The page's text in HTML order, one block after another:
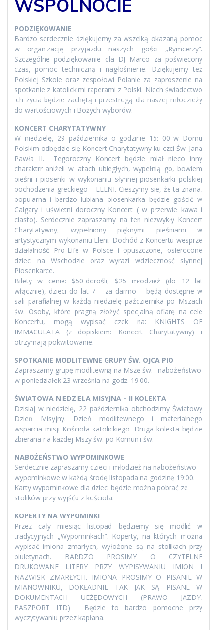
WSPÓLNOCIE
PODZIĘKOWANIE
Bardzo serdecznie dziękujemy za wszelką okazaną pomoc
w organizację przyjazdu naszych gości „Rymcerzy”.
Szczególne podziękowanie dla DJ Marco za poświęcony
czas, pomoc techniczną i nagłośnienie. Dziękujemy też
Polskiej Szkole oraz zespołowi Polanie za zaproszenie na
spotkanie z katolickimi raperami z Polski. Niech świadectwo
ich życia będzie zachętą i przestrogą dla naszej młodzieży
do wartościowych i Bożych wyborów.
KONCERT CHARYTATYWNY
W niedzielę, 29 października o godzinie 15: 00 w Domu
Polskim odbędzie się Koncert Charytatywny ku czci Św. Jana
Pawła II. Tegoroczny Koncert będzie miał nieco inny
charaktrr aniżeli w latach ubiegłych, wypełnią go, bowiem
pieśni i piosenki w wykonaniu słynnej piosenkarki polskiej
pochodzenia greckiego – ELENI. Cieszymy sie, że ta znana,
popularna i bardzo lubiana piosenkarka będzie gościć w
Calgary i uświetni doroczny Koncert ( w przerwie kawa i
ciasto). Serdecznie zapraszamy na ten niezwykły Koncert
Charytatywny, wypełniony pięknymi pieśniami w
artystycznym wykonaniu Eleni. Dochód z Koncertu wesprze
działalność Pro-Life w Polsce i opuszczone, osierocone
dzieci na Wschodzie oraz wyrazi wdzieczność słynnej
Piosenkarce.
Bilety w cenie: $50-dorośli, $25 młodzież (do 12 lat
włącznie), dzieci do lat 7 – za darmo – będą dostępne w
sali parafialnej w każdą niedzielę października po Mszach
św. Osoby, które pragną złożyć specjalną ofiarę na cele
Koncertu, mogą wypisać czek na: KNIGHTS OF
IMMACULATA (z dopiskiem: Koncert Charytatywny) i
otrzymają pokwitowanie.
SPOTKANIE MODLITEWNE GRUPY ŚW. OJCA PIO
Zapraszamy grupę modlitewną na Mszę św. i nabożeństwo
w poniedziałek 23 września na godz. 19:00.
ŚWIATOWA NIEDZIELA MISYJNA – II KOLEKTA
Dzisiaj w niedzielę, 22 października obchodzimy Światowy
Dzień Misyjny. Dzień modlitewnego i materialnego
wsparcia misji Kościoła katolickiego. Druga kolekta będzie
zbierana na każdej Mszy św. po Komunii św.
NABOŻEŃSTWO WYPOMINKOWE
Serdecznie zapraszamy dzieci i młodzież na nabożeństwo
wypominkowe w każdą środę listopada na godzinę 19:00.
Karty wypominkowe dla dzieci będzie można pobrać ze
stolików przy wyjśću z kościoła.
KOPERTY NA WYPOMINKI
Przez cały miesiąc listopad będziemy się modlić w
tradycyjnych „Wypominkach”. Koperty, na których można
wypisać imiona zmarłych, wyłożone są na stolikach przy
biuletynach. BARDZO PROSIMY O CZYTELNE
DRUKOWANE LITERY PRZY WYPISYWANIU IMION I
NAZWISK ZMARŁYCH. IMIONA PROSIMY O PISANIE W
MIANOWNIKU, DOKŁADNIE TAK JAK SĄ PISANE W
DOKUMENTACH UEŻĘDOWYCH (PRAWO JAZDY,
PASZPORT ITD) . Będzie to bardzo pomocne przy
wyczytywaniu przez kapłana.